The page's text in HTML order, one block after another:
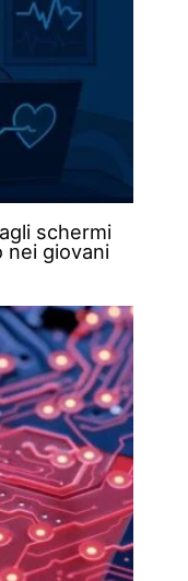
schermi
nei giovani